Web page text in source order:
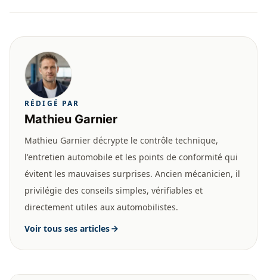
RÉDIGÉ PAR
Mathieu Garnier
Mathieu Garnier décrypte le contrôle technique,
l'entretien automobile et les points de conformité qui
évitent les mauvaises surprises. Ancien mécanicien, il
privilégie des conseils simples, vérifiables et
directement utiles aux automobilistes.
Voir tous ses articles